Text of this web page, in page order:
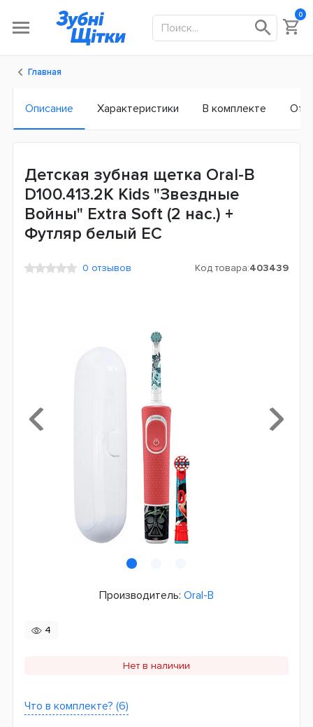
0
Главная
Описание Характеристики В комплекте
Детская зубная щетка Oral-B
D100.413.2K Kids "Звездные
Войны" Extra Soft (2 нас.) +
Футляр белый ЕС
0 отзывов Код товара:403439
Производитель: Oral-B
4
Нет в наличии
Что в комплекте? (6)